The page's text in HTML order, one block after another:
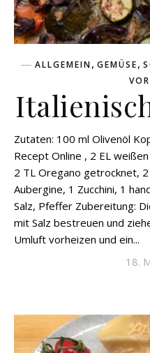
ALLGEMEIN, GEMÜSE,
Zutaten: 100 ml Olivenöl
Recept Online , 2 EL
2 TL Oregano getrocknet,
Aubergine, 1 Zucchini, 1
Salz, Pfeffer Zubereitung:
mit Salz bestreuen und
Umluft vorheizen und ein...
18.